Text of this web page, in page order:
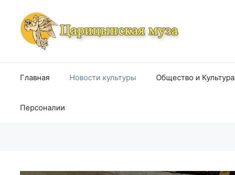
содержимому
Главная Новости культуры Общество и Культура
Персоналии